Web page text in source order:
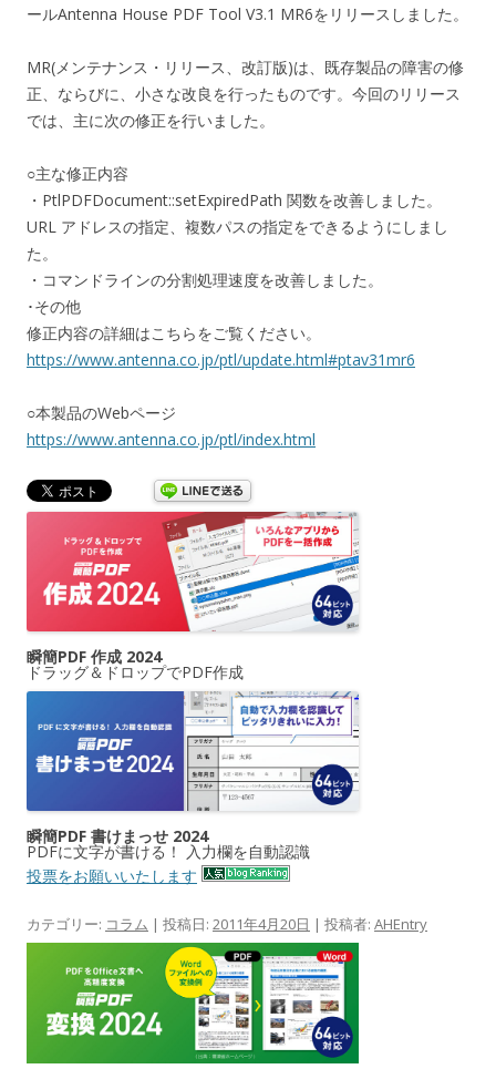
ールAntenna House PDF Tool V3.1 MR6をリリースしました。
MR(メンテナンス・リリース、改訂版)は、既存製品の障害の修
正、ならびに、小さな改良を行ったものです。今回のリリース
では、主に次の修正を行いました。
○主な修正内容
・PtlPDFDocument::setExpiredPath 関数を改善しました。
URL アドレスの指定、複数パスの指定をできるようにしまし
た。
・コマンドラインの分割処理速度を改善しました。
･その他
修正内容の詳細はこちらをご覧ください。
https://www.antenna.co.jp/ptl/update.html#ptav31mr6
○本製品のWebページ
https://www.antenna.co.jp/ptl/index.html
瞬簡PDF 作成 2024
ドラッグ＆ドロップでPDF作成
瞬簡PDF 書けまっせ 2024
PDFに文字が書ける！ 入力欄を自動認識
投票をお願いいたします
カテゴリー: コラム | 投稿日: 2011年4月20日 | 投稿者: AHEntry